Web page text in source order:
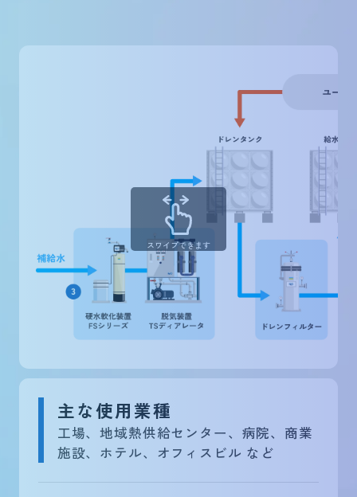
スワイプできます
主な使用業種
工場、地域熱供給センター、病院、商業
施設、ホテル、オフィスビル など